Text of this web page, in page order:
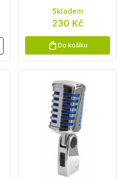
Skladem
230 Kč
Do košíku